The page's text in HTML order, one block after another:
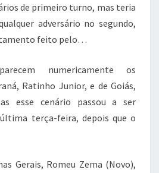
de primeiro turno, mas teria
adversário no segundo,
feito pelo…
numericamente os
Ratinho Junior, e de Goiás,
esse cenário passou a ser
terça-feira, depois que o
Gerais, Romeu Zema (Novo),